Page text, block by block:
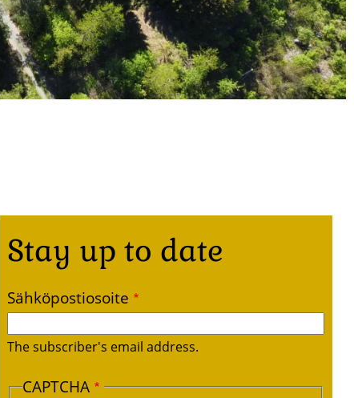
Stay up to date
Sähköpostiosoite
The subscriber's email address.
CAPTCHA